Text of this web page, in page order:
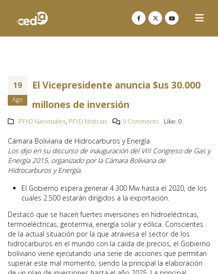
19
Ago
El Vicepresidente anuncia $us 30.000
millones de inversión
PFYD Nacionales, PFYD Noticias 0 Comments Like: 0
Cámara Boliviana de Hidrocarburos y Energía
Los dijo en su discurso de inauguración del VIII Congreso de Gas y
Energía 2015, organizado por la Cámara Boliviana de
Hidrocarburos y Energía.
El Gobierno espera generar 4.300 Mw hasta el 2020, de los
cuales 2.500 estarán dirigidos a la exportación.
Destacó que se hacen fuertes inversiones en hidroeléctricas,
termoeléctricas, geotermia, energía solar y eólica. Conscientes
de la actual situación por la que atraviesa el sector de los
hidrocarburos en el mundo con la caída de precios, el Gobierno
boliviano viene ejecutando una serie de acciones que permitan
superar este mal momento, siendo la principal la elaboración